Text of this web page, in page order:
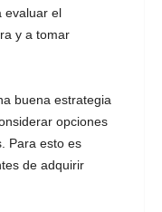
evaluar el
y a tomar
buena estrategia
opciones
Para esto es
de adquirir